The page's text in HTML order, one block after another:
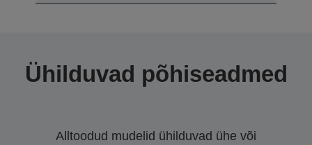
Ühilduvad põhiseadmed
Alltoodud mudelid ühilduvad ühe või